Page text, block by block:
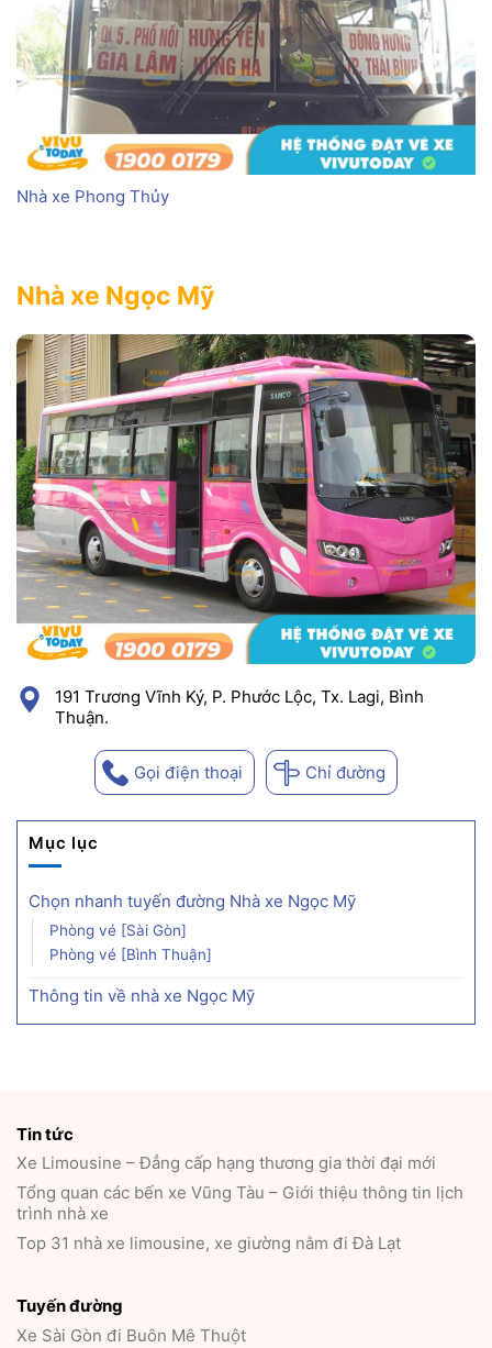
Nhà xe Ngọc Mỹ
191 Trương Vĩnh Ký, P. Phước Lộc, Tx. Lagi, Bình
Thuận.
Gọi điện thoại Chỉ đường
Mục lục
Chọn nhanh tuyến đường Nhà xe Ngọc Mỹ
Phòng vé [Sài Gòn]
Phòng vé [Bình Thuận]
Thông tin về nhà xe Ngọc Mỹ
Nhà xe Phong Thủy
Tin tức
Xe Limousine – Đẳng cấp hạng thương gia thời đại mới
Tổng quan các bến xe Vũng Tàu – Giới thiệu thông tin lịch
trình nhà xe
Top 31 nhà xe limousine, xe giường nằm đi Đà Lạt
Tuyến đường
Xe Sài Gòn đi Buôn Mê Thuột